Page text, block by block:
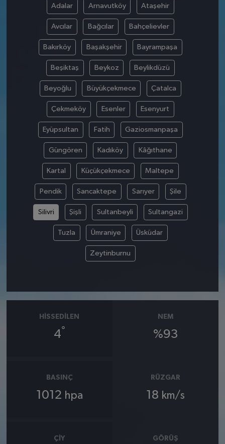
Adalar Arnavutköy Ataşehir
Avcılar Bağcılar Bahçelievler
Bakırköy Başakşehir Bayrampaşa
Beşiktaş Beykoz Beylikdüzü
Beyoğlu Büyükçekmece Çatalca
Çekmeköy Esenler Esenyurt
Eyüpsultan Fatih Gaziosmanpaşa
Güngören Kadıköy Kâğıthane
Kartal Küçükçekmece Maltepe
Pendik Sancaktepe Sarıyer Şile
Silivri Şişli Sultanbeyli Sultangazi
Tuzla Ümraniye Üsküdar
Zeytinburnu
HISSEDILEN
4°
NEM
%93
BASINÇ
1012 hpa
RÜZGAR
18 km/s
ÇIY GÖRÜŞ